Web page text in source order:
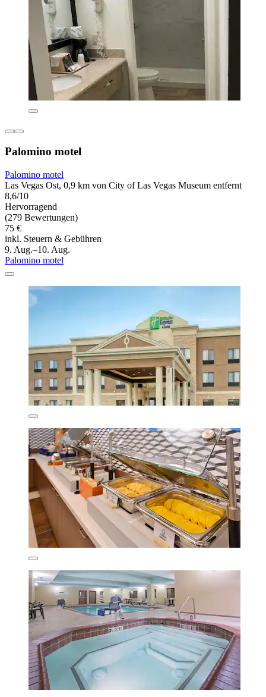
Palomino motel
Palomino motel
Las Vegas Ost, 0,9 km von City of Las Vegas Museum entfernt
8,6/10
Hervorragend
(279 Bewertungen)
75 €
inkl. Steuern & Gebühren
9. Aug.–10. Aug.
Palomino motel